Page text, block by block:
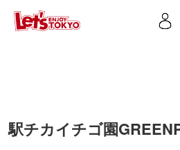
駅チカイチゴ園